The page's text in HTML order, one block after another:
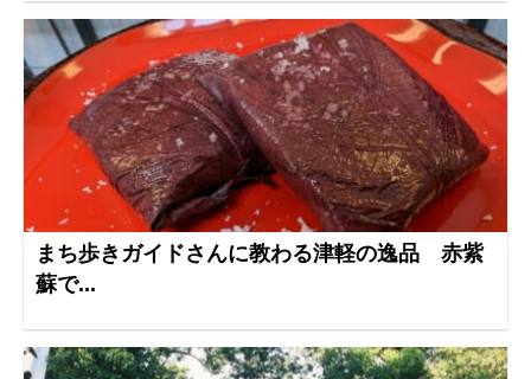
まち歩きガイドさんに教わる津軽の逸品 赤紫
蘇で...